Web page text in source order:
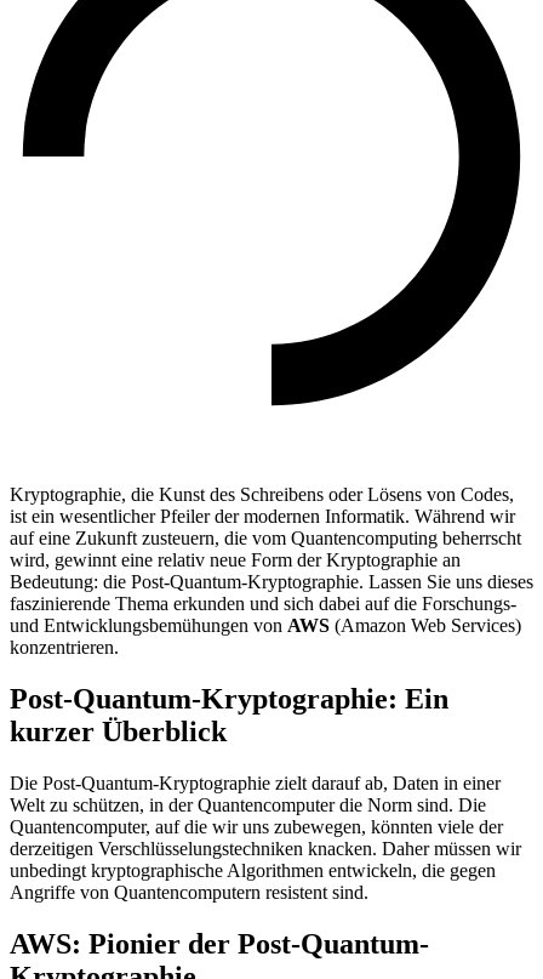
Kryptographie, die Kunst des Schreibens oder Lösens von Codes,
ist ein wesentlicher Pfeiler der modernen Informatik. Während wir
auf eine Zukunft zusteuern, die vom Quantencomputing beherrscht
wird, gewinnt eine relativ neue Form der Kryptographie an
Bedeutung: die Post-Quantum-Kryptographie. Lassen Sie uns dieses
faszinierende Thema erkunden und sich dabei auf die Forschungs-
und Entwicklungsbemühungen von AWS (Amazon Web Services)
konzentrieren.
Post-Quantum-Kryptographie: Ein
kurzer Überblick
Die Post-Quantum-Kryptographie zielt darauf ab, Daten in einer
Welt zu schützen, in der Quantencomputer die Norm sind. Die
Quantencomputer, auf die wir uns zubewegen, könnten viele der
derzeitigen Verschlüsselungstechniken knacken. Daher müssen wir
unbedingt kryptographische Algorithmen entwickeln, die gegen
Angriffe von Quantencomputern resistent sind.
AWS: Pionier der Post-Quantum-